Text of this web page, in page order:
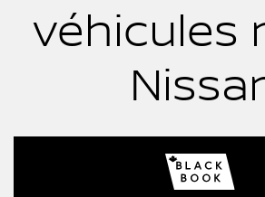
véhicules